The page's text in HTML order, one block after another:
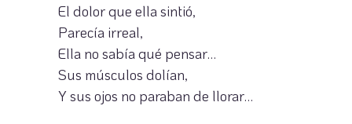
El dolor que ella sintió,
Parecía irreal,
Ella no sabía qué pensar…
Sus músculos dolían,
Y sus ojos no paraban de llorar…